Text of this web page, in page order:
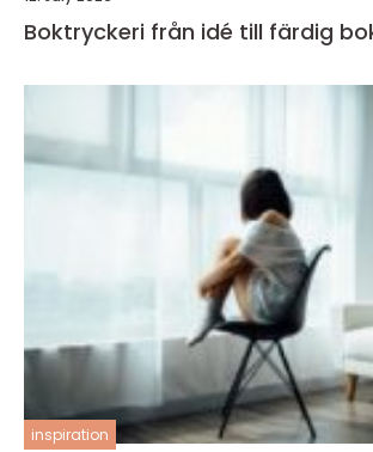
Boktryckeri från idé till
inspiration